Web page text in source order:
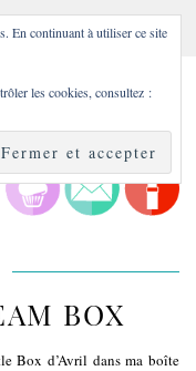
BOX
Box d’Avril dans ma boîte
En continuant à utiliser ce site
les cookies, consultez :